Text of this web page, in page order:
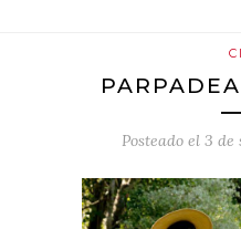
Posteado el 3 de